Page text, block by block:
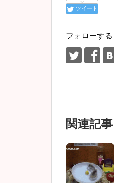
ツイート
フォローする
関連記事